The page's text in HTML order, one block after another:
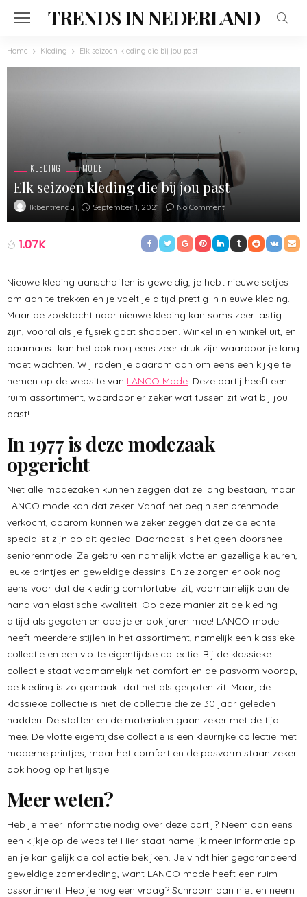
TRENDS IN NEDERLAND
Home Kleding Elk seizoen kleding die bij jou past
KLEDING MODE
Elk seizoen kleding die bij jou past
Ikbentrendy September 1, 2021 No Comment
1.07K
Nieuwe kleding aanschaffen is geweldig, je hebt nieuwe setjes
om aan te trekken en je voelt je altijd prettig in nieuwe kleding.
Maar de zoektocht naar nieuwe kleding kan soms zeer lastig
zijn, vooral als je fysiek gaat shoppen. Winkel in en winkel uit, en
daarnaast kan het ook nog eens zeer druk zijn waardoor je lang
moet wachten. Wij raden je daarom aan om eens een kijkje te
nemen op de website van LANCO Mode. Deze partij heeft een
ruim assortiment, waardoor er zeker wat tussen zit wat bij jou
past!
In 1977 is deze modezaak
opgericht
Niet alle modezaken kunnen zeggen dat ze lang bestaan, maar
LANCO mode kan dat zeker. Vanaf het begin seniorenmode
verkocht, daarom kunnen we zeker zeggen dat ze de echte
specialist zijn op dit gebied. Daarnaast is het geen doorsnee
seniorenmode. Ze gebruiken namelijk vlotte en gezellige kleuren,
leuke printjes en geweldige dessins. En ze zorgen er ook nog
eens voor dat de kleding comfortabel zit, voornamelijk aan de
hand van elastische kwaliteit. Op deze manier zit de kleding
altijd als gegoten en doe je er ook jaren mee! LANCO mode
heeft meerdere stijlen in het assortiment, namelijk een klassieke
collectie en een vlotte eigentijdse collectie. Bij de klassieke
collectie staat voornamelijk het comfort en de pasvorm voorop,
de kleding is zo gemaakt dat het als gegoten zit. Maar, de
klassieke collectie is niet de collectie die ze 30 jaar geleden
hadden. De stoffen en de materialen gaan zeker met de tijd
mee. De vlotte eigentijdse collectie is een kleurrijke collectie met
moderne printjes, maar het comfort en de pasvorm staan zeker
ook hoog op het lijstje.
Meer weten?
Heb je meer informatie nodig over deze partij? Neem dan eens
een kijkje op de website! Hier staat namelijk meer informatie op
en je kan gelijk de collectie bekijken. Je vindt hier gegarandeerd
geweldige zomerkleding, want LANCO mode heeft een ruim
assortiment. Heb je nog een vraag? Schroom dan niet en neem